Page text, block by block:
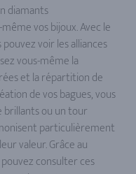
diamants
vos bijoux. Avec le
voir les alliances
vous-même la
et la répartition de
de vos bagues, vous
ou un tour
particulièrement
valeur. Grâce au
consulter ces